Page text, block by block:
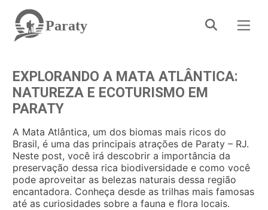
Paraty
EXPLORANDO A MATA ATLÂNTICA:
NATUREZA E ECOTURISMO EM
PARATY
A Mata Atlântica, um dos biomas mais ricos do
Brasil, é uma das principais atrações de Paraty – RJ.
Neste post, você irá descobrir a importância da
preservação dessa rica biodiversidade e como você
pode aproveitar as belezas naturais dessa região
encantadora. Conheça desde as trilhas mais famosas
até as curiosidades sobre a fauna e flora locais.